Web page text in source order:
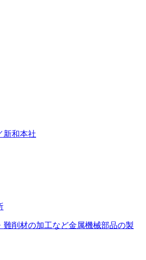
新和本社
難削材の加工など金属機械部品の製